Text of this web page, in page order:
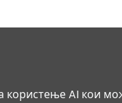
користење AI кои